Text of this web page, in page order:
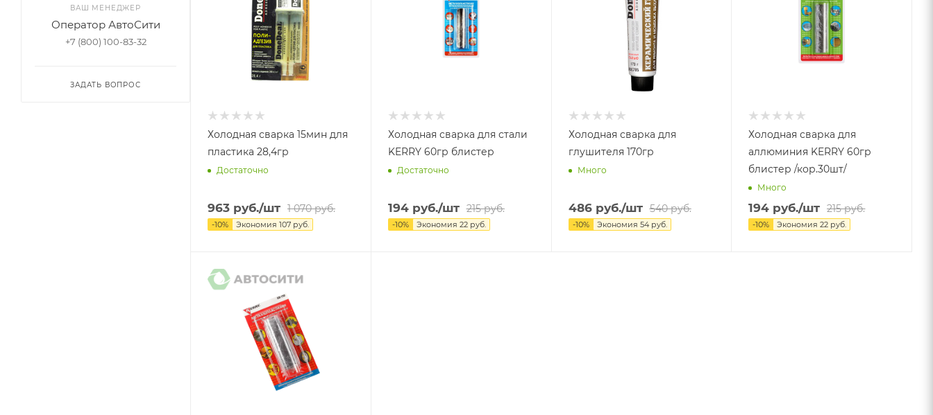
Холодная сварка 15мин для
пластика 28,4гр
Достаточно
963 руб./шт 1 070руб.
-10% Экономия 107 руб.
Холодная сварка для стали
KERRY 60гр блистер
Достаточно
194руб./шт 215руб.
-10% Экономия 22руб.
Холодная сварка для
глушителя 170гр
Много
486руб./шт 540руб.
-10% Экономия 54руб.
Холодная сварка для
аллюминия KERRY 60гр
блистер /кор.30шт/
Много
194 руб./шт 215руб.
-10% Экономия22 руб.
ВАШ МЕНЕДЖЕР
Оператор АвтоСити
+7 (800) 100-83-32
ЗАДАТЬ ВОПРОС